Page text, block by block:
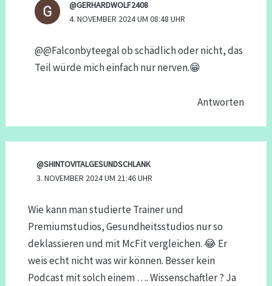
@GERHARDWOLF2408
4. NOVEMBER 2024 UM 08:48 UHR
​@@Falconbyteegal ob schädlich oder nicht, das
Teil würde mich einfach nur nerven.😁
Antworten
@SHINTOVITALGESUNDSCHLANK
3. NOVEMBER 2024 UM 21:46 UHR
Wie kann man studierte Trainer und
Premiumstudios, Gesundheitsstudios nur so
deklassieren und mit McFit vergleichen. 😂 Er
weis echt nicht was wir können. Besser kein
Podcast mit solch einem …. Wissenschaftler ? Ja